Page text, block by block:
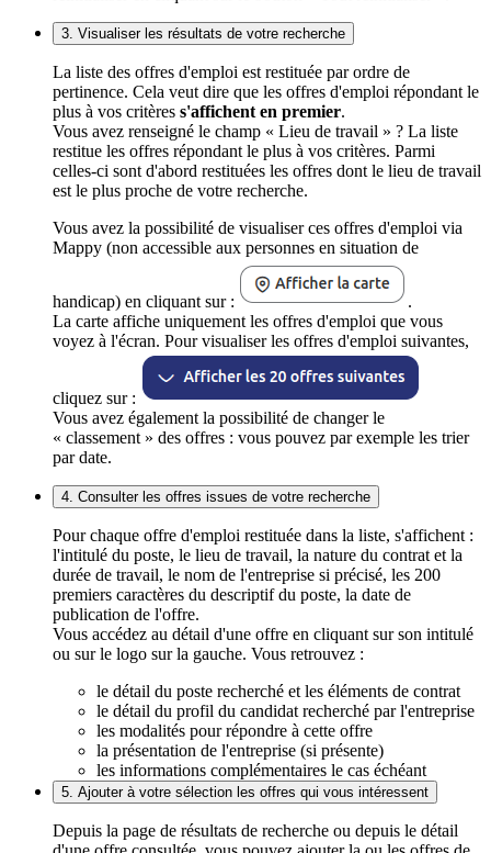
3. Visualiser les résultats de votre recherche
La liste des offres d'emploi est restituée par ordre de
pertinence. Cela veut dire que les offres d'emploi répondant le
plus à vos critères s'affichent en premier.
Vous avez renseigné le champ « Lieu de travail » ? La liste
restitue les offres répondant le plus à vos critères. Parmi
celles-ci sont d'abord restituées les offres dont le lieu de travail
est le plus proche de votre recherche.
Vous avez la possibilité de visualiser ces offres d'emploi via
Mappy (non accessible aux personnes en situation de
handicap) en cliquant sur :
.
La carte affiche uniquement les offres d'emploi que vous
voyez à l'écran. Pour visualiser les offres d'emploi suivantes,
cliquez sur :
Vous avez également la possibilité de changer le
« classement » des offres : vous pouvez par exemple les trier
par date.
4. Consulter les offres issues de votre recherche
Pour chaque offre d'emploi restituée dans la liste, s'affichent :
l'intitulé du poste, le lieu de travail, la nature du contrat et la
durée de travail, le nom de l'entreprise si précisé, les 200
premiers caractères du descriptif du poste, la date de
publication de l'offre.
Vous accédez au détail d'une offre en cliquant sur son intitulé
ou sur le logo sur la gauche. Vous retrouvez :
le détail du poste recherché et les éléments de contrat
le détail du profil du candidat recherché par l'entreprise
les modalités pour répondre à cette offre
la présentation de l'entreprise (si présente)
les informations complémentaires le cas échéant
5. Ajouter à votre sélection les offres qui vous intéressent
Depuis la page de résultats de recherche ou depuis le détail